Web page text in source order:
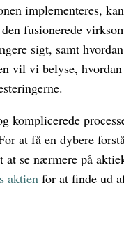
implementeres,
fusionerede
sigt, samt
vil vi belyse,
komplicerede
at få en dybere
se nærmere på
aktien for at finde ud